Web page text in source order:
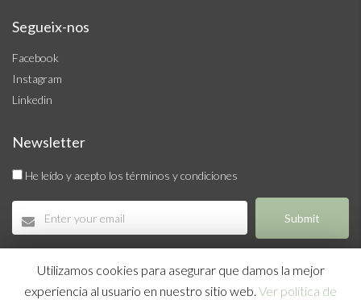
Segueix-nos
Facebook
Instagram
Linkedin
Newsletter
He leído y acepto los términos y condiciones
Submit
@GaelleEsque.com - All rights reserved
Utilizamos cookies para asegurar que damos la mejor
experiencia al usuario en nuestro sitio web. Ver política de